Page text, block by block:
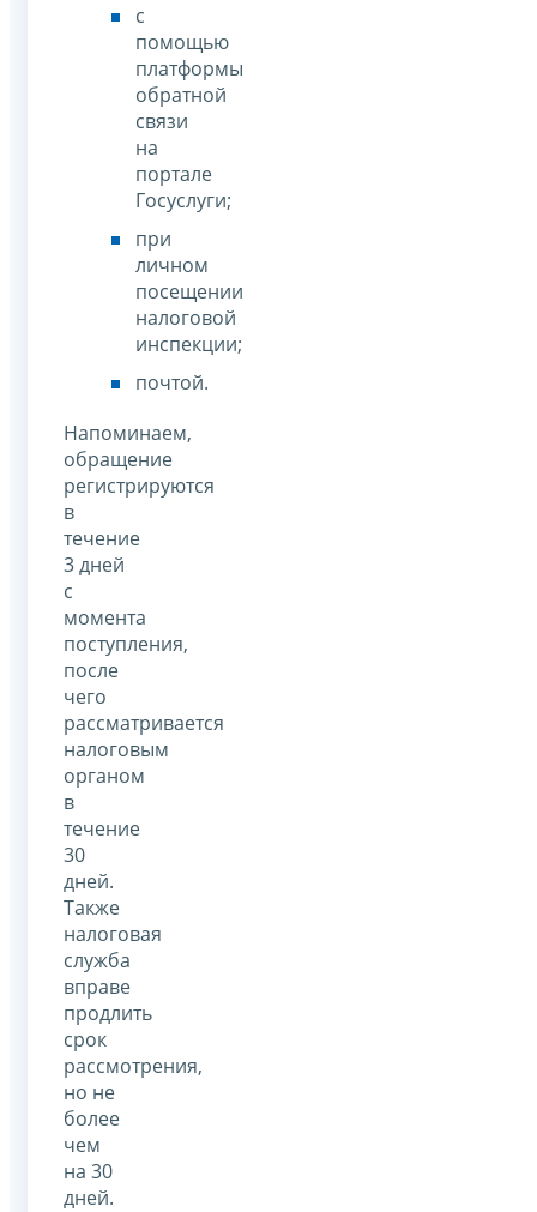
с
помощью
платформы
обратной
связи
на
портале
Госуслуги;
при
личном
посещении
налоговой
инспекции;
почтой.
Напоминаем,
обращение
регистрируются
в
течение
3 дней
с
момента
поступления,
после
чего
рассматривается
налоговым
органом
в
течение
30
дней.
Также
налоговая
служба
вправе
продлить
срок
рассмотрения,
но не
более
чем
на 30
дней.